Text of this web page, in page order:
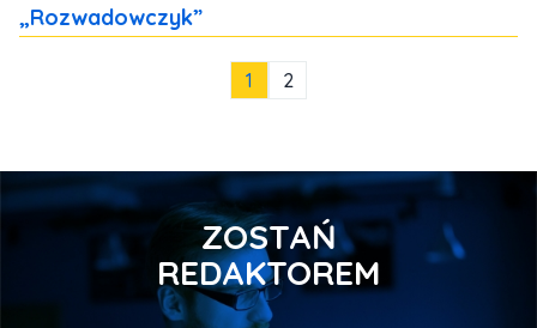
„Rozwadowczyk”
1 2
ZOSTAŃ
REDAKTOREM